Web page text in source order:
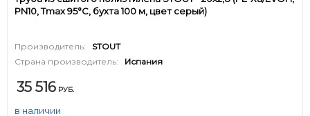
PN10, Tmax 95°C, бухта 100 м, цвет серый)
Производитель:
STOUT
Страна производитель:
Испания
35 516 РУБ.
в наличии